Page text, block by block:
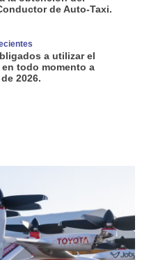
de Auto-Taxi.
a utilizar el
todo momento a
2026.